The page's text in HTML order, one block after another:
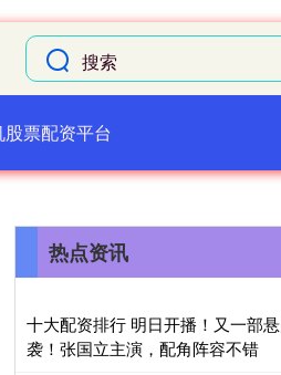
股票配资平台
热点资讯
十大配资排行 明日开播！又一部
袭！张国立主演，配角阵容不错